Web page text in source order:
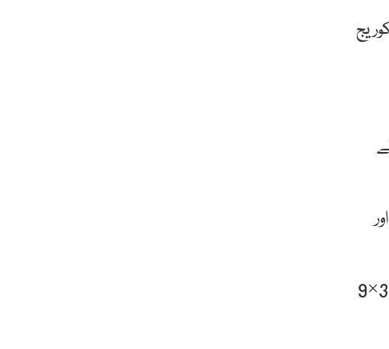
ضابطہ اخلاق کے مطابق کوئی سیاسی جماعت یا امیدوار 18×23 انچ کے پوسٹر، 9×6 انچ کے ہینڈ بلز، پمفلٹس، 3×9